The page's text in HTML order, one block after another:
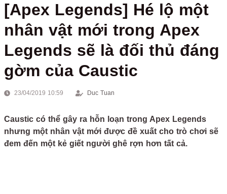
[Apex Legends] Hé lộ một
nhân vật mới trong Apex
Legends sẽ là đối thủ đáng
gờm của Caustic
23/04/2019 10:59 Duc Tuan
Caustic có thể gây ra hỗn loạn trong Apex Legends
nhưng một nhân vật mới được đề xuất cho trò chơi sẽ
đem đến một kẻ giết người ghê rợn hơn tất cả.